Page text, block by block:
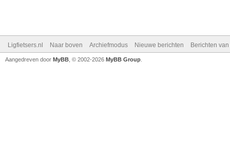
Ligfietsers.nl Naar boven Archiefmodus Nieuwe berichten Berichten
Aangedreven door MyBB , © 2002-2026 MyBB Group